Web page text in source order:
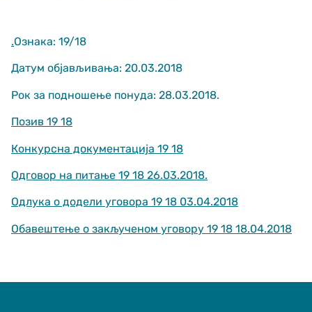
.Ознака: 19/18
Датум објављивања: 20.03.2018
Рок за подношење понуда: 28.03.2018.
Позив 19 18
Конкурсна документација 19 18
Одговор на питање 19 18 26.03.2018.
Одлука о додели уговора 19 18 03.04.2018
Обавештење о закљученом уговору 19 18 18.04.2018
Неопходно
cookies are
They are
the website
In order for us